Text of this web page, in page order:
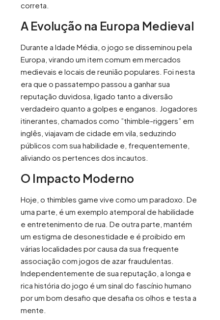
correta.
A Evolução na Europa Medieval
Durante a Idade Média, o jogo se disseminou pela
Europa, virando um item comum em mercados
medievais e locais de reunião populares. Foi nesta
era que o passatempo passou a ganhar sua
reputação duvidosa, ligado tanto a diversão
verdadeiro quanto a golpes e enganos. Jogadores
itinerantes, chamados como ”thimble-riggers” em
inglês, viajavam de cidade em vila, seduzindo
públicos com sua habilidade e, frequentemente,
aliviando os pertences dos incautos.
O Impacto Moderno
Hoje, o thimbles game vive como um paradoxo. De
uma parte, é um exemplo atemporal de habilidade
e entretenimento de rua. De outra parte, mantém
um estigma de desonestidade e é proibido em
várias localidades por causa da sua frequente
associação com jogos de azar fraudulentas.
Independentemente de sua reputação, a longa e
rica história do jogo é um sinal do fascínio humano
por um bom desafio que desafia os olhos e testa a
mente.